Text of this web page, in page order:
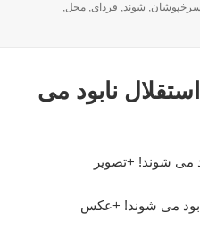
سرخپوشان, شوند, فردای,محل,
نابود می
می شوند! +تصویر